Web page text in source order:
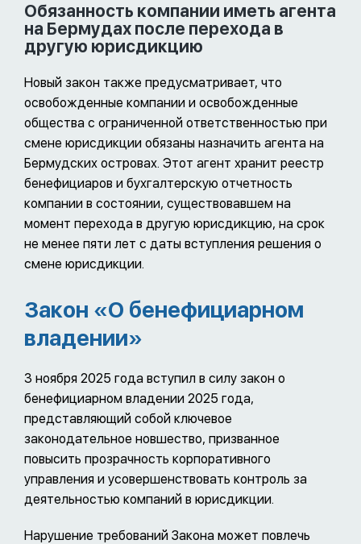
Обязанность компании иметь агента
на Бермудах после перехода в
другую юрисдикцию
Новый закон также предусматривает, что
освобожденные компании и освобожденные
общества с ограниченной ответственностью при
смене юрисдикции обязаны назначить агента на
Бермудских островах. Этот агент хранит реестр
бенефициаров и бухгалтерскую отчетность
компании в состоянии, существовавшем на
момент перехода в другую юрисдикцию, на срок
не менее пяти лет с даты вступления решения о
смене юрисдикции.
Закон «О бенефициарном
владении»
3 ноября 2025 года вступил в силу закон о
бенефициарном владении 2025 года,
представляющий собой ключевое
законодательное новшество, призванное
повысить прозрачность корпоративного
управления и усовершенствовать контроль за
деятельностью компаний в юрисдикции.
Нарушение требований Закона может повлечь